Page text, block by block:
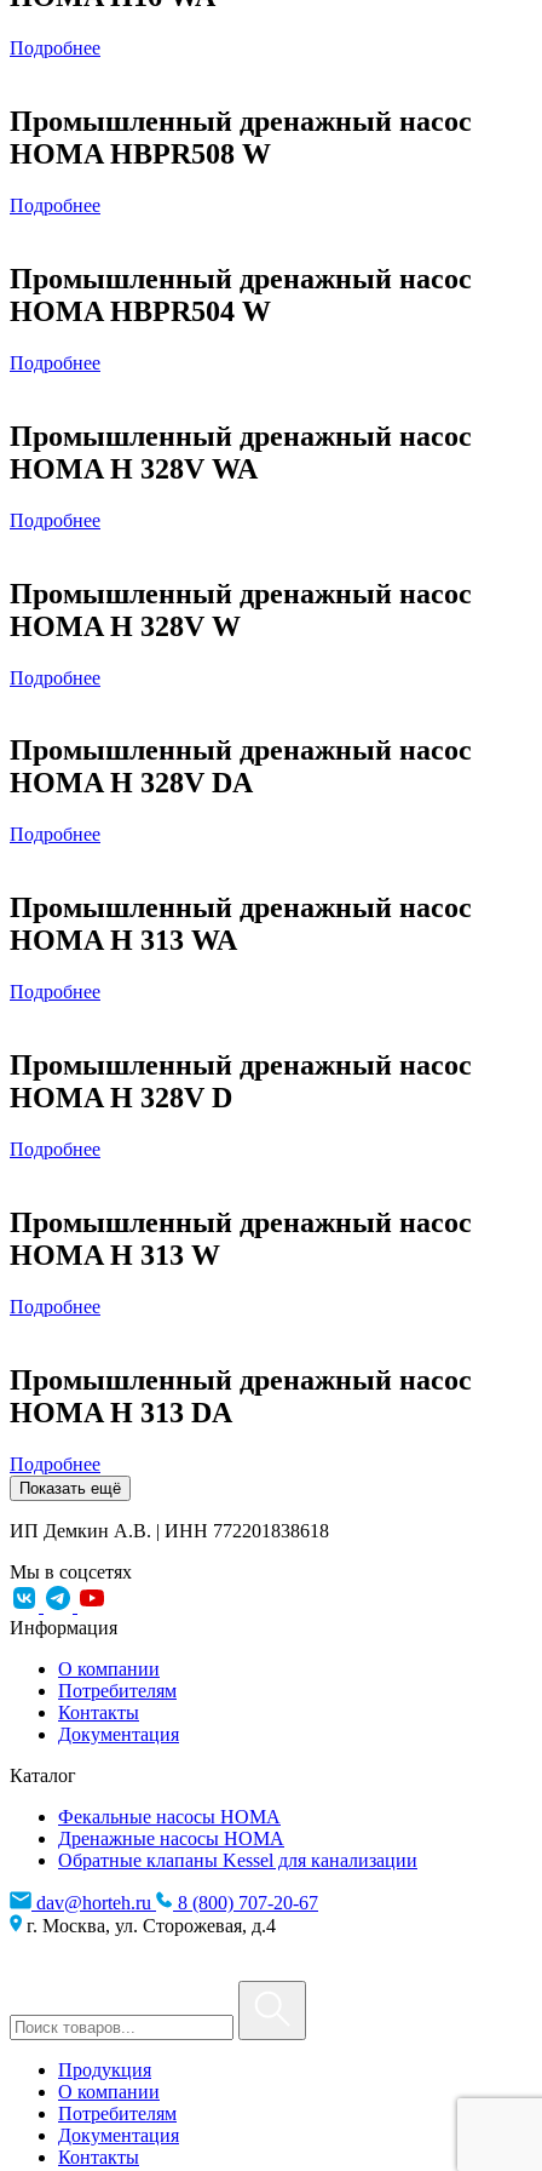
Подробнее
Промышленный дренажный насос
HOMA HBPR508 W
Подробнее
Промышленный дренажный насос
HOMA HBPR504 W
Подробнее
Промышленный дренажный насос
HOMA H 328V WA
Подробнее
Промышленный дренажный насос
HOMA H 328V W
Подробнее
Промышленный дренажный насос
HOMA H 328V DA
Подробнее
Промышленный дренажный насос
HOMA H 313 WA
Подробнее
Промышленный дренажный насос
HOMA H 328V D
Подробнее
Промышленный дренажный насос
HOMA H 313 W
Подробнее
Промышленный дренажный насос
HOMA H 313 DA
Подробнее
Показать ещё
ИП Демкин А.В. | ИНН 772201838618
Мы в соцсетях
Информация
О компании
Потребителям
Контакты
Документация
Каталог
Фекальные насосы HOMA
Дренажные насосы HOMA
Обратные клапаны Kessel для канализации
dav@horteh.ru
8 (800) 707-20-67
г. Москва, ул. Сторожевая, д.4
Продукция
О компании
Потребителям
Документация
Контакты